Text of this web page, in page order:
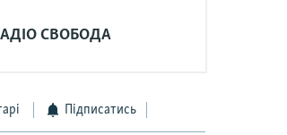
СВОБОДА
Підписатись